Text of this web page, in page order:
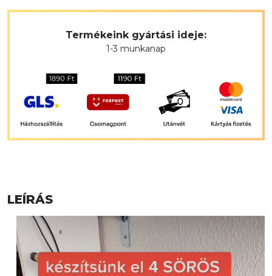
Termékeink gyártási ideje:
1-3 munkanap
LEÍRÁS
Videólejátszó